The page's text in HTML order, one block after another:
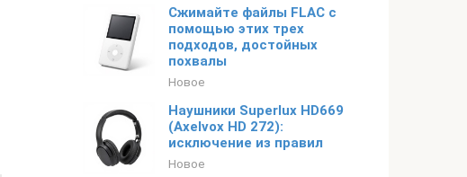
Сжимайте файлы FLAC с
помощью этих трех
подходов, достойных
похвалы
Новое
Наушники Superlux HD669
(Axelvox HD 272):
исключение из правил
Новое